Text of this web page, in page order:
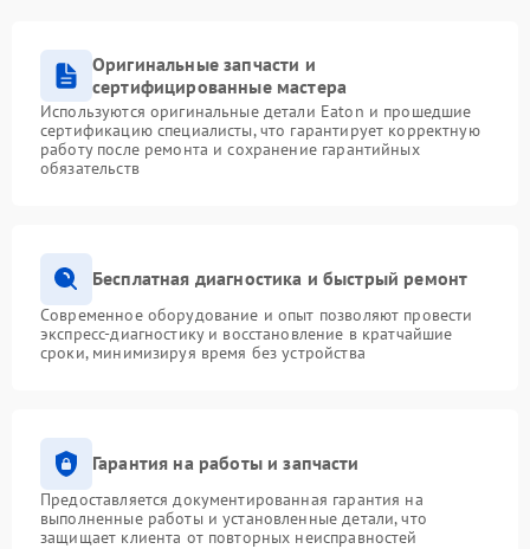
Оригинальные запчасти и
сертифицированные мастера
Используются оригинальные детали Eaton и прошедшие
сертификацию специалисты, что гарантирует корректную
работу после ремонта и сохранение гарантийных
обязательств
Бесплатная диагностика и быстрый ремонт
Современное оборудование и опыт позволяют провести
экспресс-диагностику и восстановление в кратчайшие
сроки, минимизируя время без устройства
Гарантия на работы и запчасти
Предоставляется документированная гарантия на
выполненные работы и установленные детали, что
защищает клиента от повторных неисправностей